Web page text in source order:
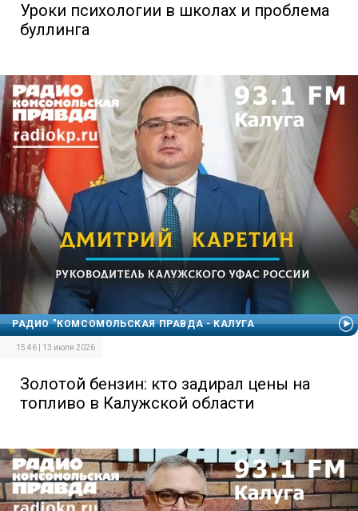
Уроки психологии в школах и проблема
буллинга
РАДИО "КОМСОМОЛЬСКАЯ ПРАВДА - КАЛУГА
15:46 | 13 июля 2026
Золотой бензин: кто задирал цены на
топливо в Калужской области